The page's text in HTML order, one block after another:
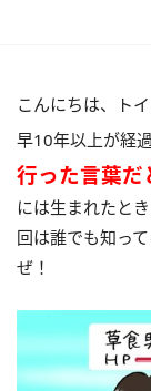
こんにちは、ト
早10年以上が経
行った言葉だ
には生まれたと
回は誰でも知っ
ぜ！